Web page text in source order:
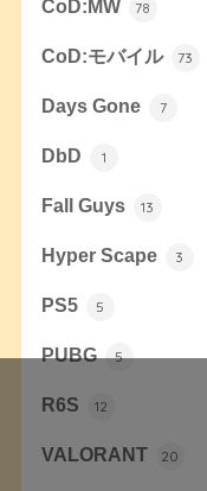
CoD:MW 78
CoD:モバイル 73
Days Gone 7
DbD 1
Fall Guys 13
Hyper Scape 3
PS5 5
PUBG 5
R6S 12
VALORANT 20